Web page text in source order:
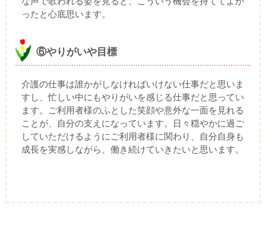
ったと心底思います。
⑥やりがいや目標
介護の仕事は誰かがしなければいけない仕事だと思いま
すし、忙しい中にもやりがいを感じる仕事だと思ってい
ます。ご利用者様のふとした笑顔や意外な一面を見れる
ことが、自分の支えになっています。日々穏やかに過ご
していただけるようにご利用者様に関わり、自分自身も
成長を実感しながら、働き続けていきたいと思います。